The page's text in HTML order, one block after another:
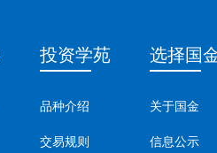
投资学苑
品种介绍
交易规则
选择国
关于国金
信息公示